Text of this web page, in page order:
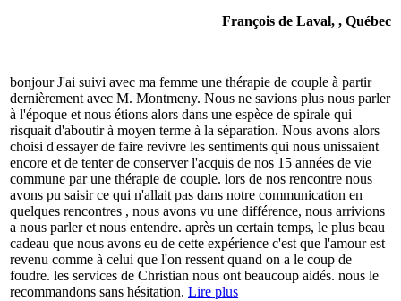
François de Laval, , Québec
bonjour J'ai suivi avec ma femme une thérapie de couple à partir
dernièrement avec M. Montmeny. Nous ne savions plus nous parler
à l'époque et nous étions alors dans une espèce de spirale qui
risquait d'aboutir à moyen terme à la séparation. Nous avons alors
choisi d'essayer de faire revivre les sentiments qui nous unissaient
encore et de tenter de conserver l'acquis de nos 15 années de vie
commune par une thérapie de couple. lors de nos rencontre nous
avons pu saisir ce qui n'allait pas dans notre communication en
quelques rencontres , nous avons vu une différence, nous arrivions
a nous parler et nous entendre. après un certain temps, le plus beau
cadeau que nous avons eu de cette expérience c'est que l'amour est
revenu comme à celui que l'on ressent quand on a le coup de
foudre. les services de Christian nous ont beaucoup aidés. nous le
recommandons sans hésitation. Lire plus